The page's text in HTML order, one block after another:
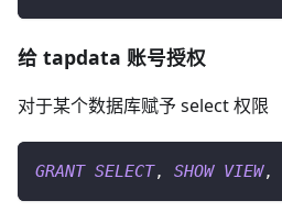
给 tapdata 账号授权
对于某个数据库赋予 select 权限
GRANT SELECT, SHOW VIEW,